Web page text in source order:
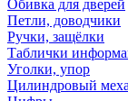
Обивка для дверей
Петли, доводчики
Ручки, защёлки
Таблички
Уголки, упор
Цилиндровый